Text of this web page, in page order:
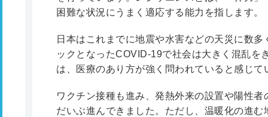
困難な状況にうまく適応する能力を指します。
日本はこれまでに地震や水害などの天災に数
ックとなったCOVID-19で社会は大きく混乱を
は、医療のあり方が強く問われていると感じて
ワクチン接種も進み、発熱外来の設置や陽性
だいぶ進んできました。ただし、温暖化の進